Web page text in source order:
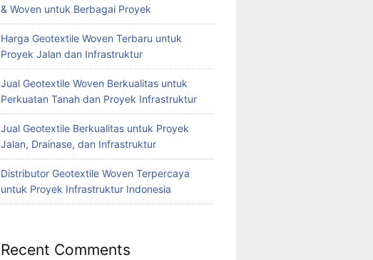
& Woven untuk Berbagai Proyek
Harga Geotextile Woven Terbaru untuk
Proyek Jalan dan Infrastruktur
Jual Geotextile Woven Berkualitas untuk
Perkuatan Tanah dan Proyek Infrastruktur
Jual Geotextile Berkualitas untuk Proyek
Jalan, Drainase, dan Infrastruktur
Distributor Geotextile Woven Terpercaya
untuk Proyek Infrastruktur Indonesia
Recent Comments